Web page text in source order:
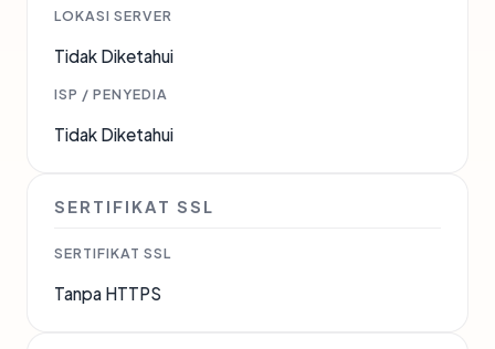
LOKASI SERVER
Tidak Diketahui
ISP / PENYEDIA
Tidak Diketahui
SERTIFIKAT SSL
SERTIFIKAT SSL
Tanpa HTTPS